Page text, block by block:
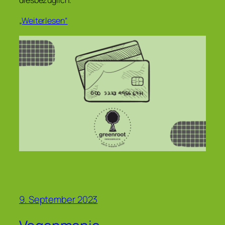
„Weiterlesen“
9. September 2023